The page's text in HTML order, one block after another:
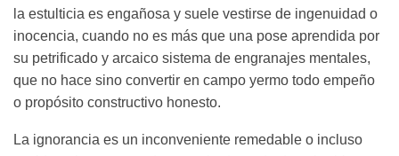
la estulticia es engañosa y suele vestirse de ingenuidad o
inocencia, cuando no es más que una pose aprendida por
su petrificado y arcaico sistema de engranajes mentales,
que no hace sino convertir en campo yermo todo empeño
o propósito constructivo honesto.
La ignorancia es un inconveniente remedable o incluso